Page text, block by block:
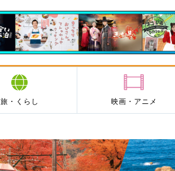
旅・くらし 映画・アニメ